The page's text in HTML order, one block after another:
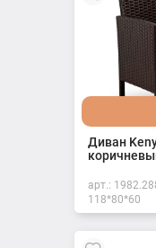
Диван
арт.:
118*80*60